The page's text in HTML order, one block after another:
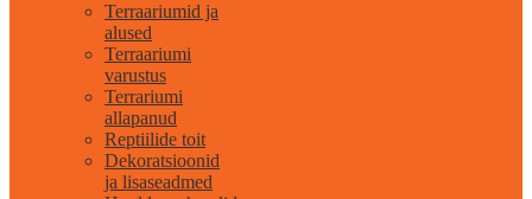
Terraariumid ja
alused
Terraariumi
varustus
Terrariumi
allapanud
Reptiilide toit
Dekoratsioonid
ja lisaseadmed